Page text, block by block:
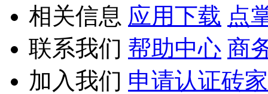
相关信息 应用下载 点
联系我们 帮助中心 商
加入我们 申请认证砖家